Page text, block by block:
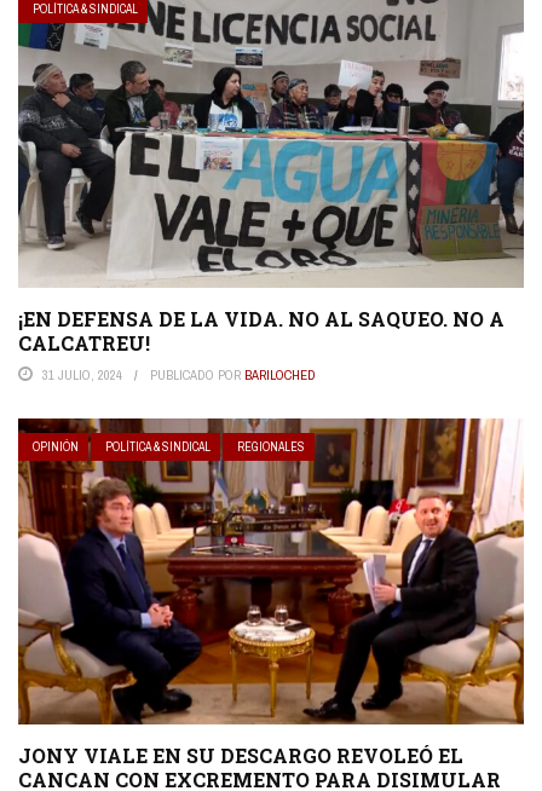
POLÍTICA & SINDICAL
¡EN DEFENSA DE LA VIDA. NO AL SAQUEO. NO A
CALCATREU!
31 JULIO, 2024 PUBLICADO POR BARILOCHED
OPINIÓN POLÍTICA & SINDICAL REGIONALES
JONY VIALE EN SU DESCARGO REVOLEÓ EL
CANCAN CON EXCREMENTO PARA DISIMULAR